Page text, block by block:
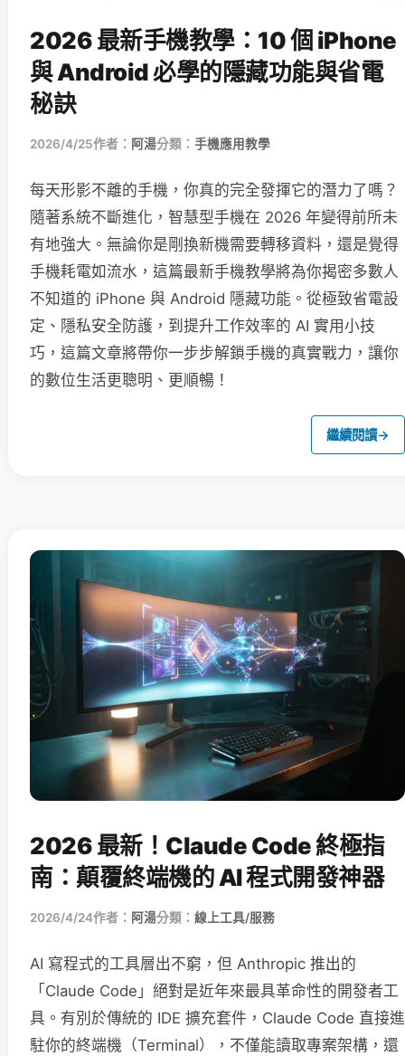
2026 最新手機教學：10 個 iPhone
與 Android 必學的隱藏功能與省電
秘訣
2026/4/25作者： 阿湯分類： 手機應用教學
每天形影不離的手機，你真的完全發揮它的潛力了嗎？
隨著系統不斷進化，智慧型手機在 2026 年變得前所未
有地強大。無論你是剛換新機需要轉移資料，還是覺得
手機耗電如流水，這篇最新手機教學將為你揭密多數人
不知道的 iPhone 與 Android 隱藏功能。從極致省電設
定、隱私安全防護，到提升工作效率的 AI 實用小技
巧，這篇文章將帶你一步步解鎖手機的真實戰力，讓你
的數位生活更聰明、更順暢！
繼續閱讀→
2026 最新！Claude Code 終極指
南：顛覆終端機的 AI 程式開發神器
2026/4/24作者： 阿湯分類： 線上工具/服務
AI 寫程式的工具層出不窮，但 Anthropic 推出的
「Claude Code」絕對是近年來最具革命性的開發者工
具。有別於傳統的 IDE 擴充套件，Claude Code 直接進
駐你的終端機（Terminal），不僅能讀取專案架構，還